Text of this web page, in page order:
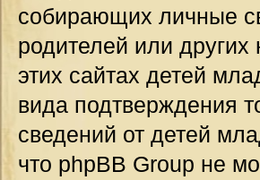
собирающих личные
родителей или
этих сайтах детей
вида подтверждения
сведений от детей
что phpBB Group не